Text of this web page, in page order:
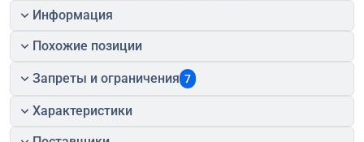
Информация
Похожие позиции
Запреты и ограничения 7
Характеристики